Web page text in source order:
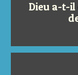
Dieu a-t-il